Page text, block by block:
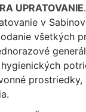
UPRATOVANIE
v
všetkých